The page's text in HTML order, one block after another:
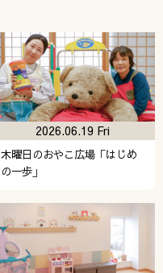
木曜日のおやこ広場「はじめ
の一歩」
2026.06.19 Fri